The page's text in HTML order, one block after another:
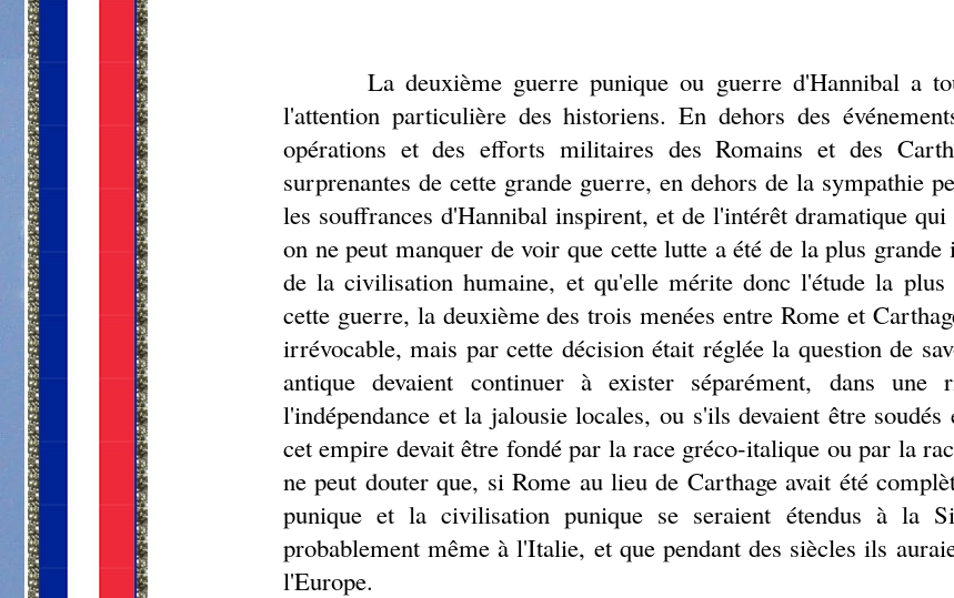
La deuxième guerre punique ou guerre d'Hannibal a
l'attention particulière des historiens. En dehors des
opérations et des efforts militaires des Romains et des
surprenantes de cette grande guerre, en dehors de la sympathie
les souffrances d'Hannibal inspirent, et de l'intérêt dramatique
on ne peut manquer de voir que cette lutte a été de la plus
de la civilisation humaine, et qu'elle mérite donc l'étude la plus
cette guerre, la deuxième des trois menées entre Rome et
irrévocable, mais par cette décision était réglée la question de
antique devaient continuer à exister séparément, dans une
l'indépendance et la jalousie locales, ou s'ils devaient être
cet empire devait être fondé par la race gréco-italique ou par la
ne peut douter que, si Rome au lieu de Carthage avait été
punique et la civilisation punique se seraient étendus à la
probablement même à l'Italie, et que pendant des siècles ils
l'Europe.